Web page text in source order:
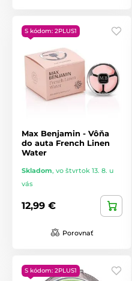
S kódom: 2PLUS1
Max Benjamin - Vôňa
do auta French Linen
Water
Skladom, vo štvrtok 13. 8. u
vás
12,99 €
Porovnať
S kódom: 2PLUS1